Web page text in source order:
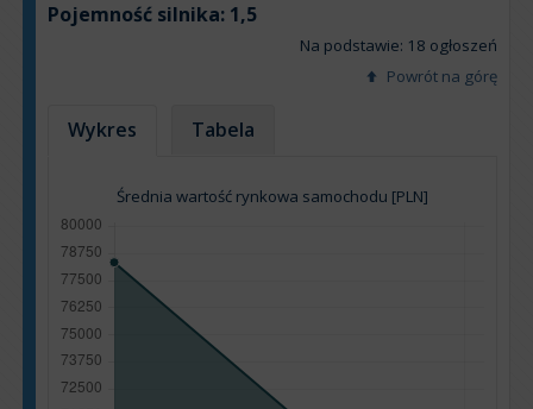
Pojemność silnika: 1,5
Na podstawie: 18 ogłoszeń
Powrót na górę
Wykres Tabela
Średnia wartość rynkowa samochodu [PLN]